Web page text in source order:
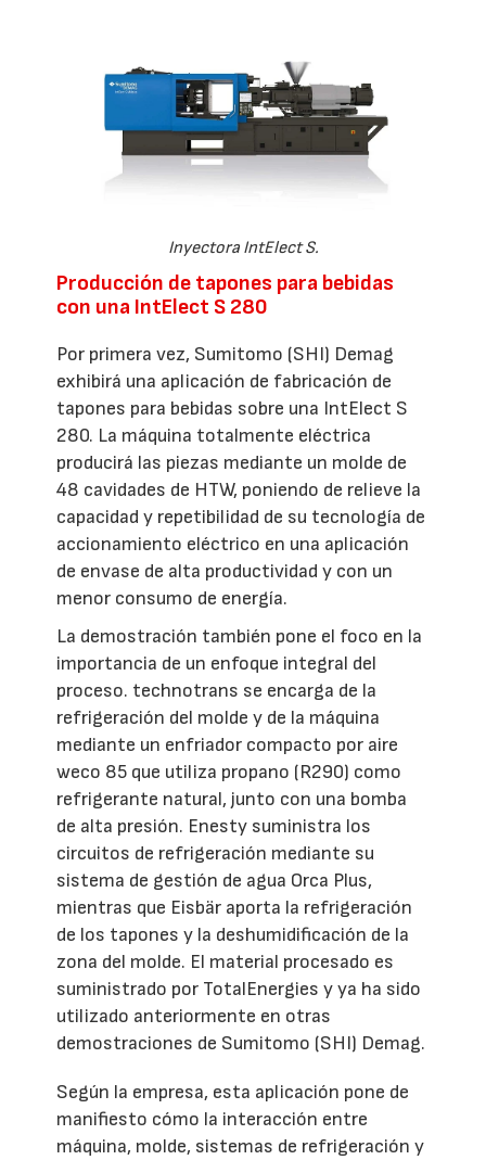
Inyectora IntElect S.
Producción de tapones para bebidas
con una IntElect S 280
Por primera vez, Sumitomo (SHI) Demag
exhibirá una aplicación de fabricación de
tapones para bebidas sobre una IntElect S
280. La máquina totalmente eléctrica
producirá las piezas mediante un molde de
48 cavidades de HTW, poniendo de relieve la
capacidad y repetibilidad de su tecnología de
accionamiento eléctrico en una aplicación
de envase de alta productividad y con un
menor consumo de energía.
La demostración también pone el foco en la
importancia de un enfoque integral del
proceso. technotrans se encarga de la
refrigeración del molde y de la máquina
mediante un enfriador compacto por aire
weco 85 que utiliza propano (R290) como
refrigerante natural, junto con una bomba
de alta presión. Enesty suministra los
circuitos de refrigeración mediante su
sistema de gestión de agua Orca Plus,
mientras que Eisbär aporta la refrigeración
de los tapones y la deshumidificación de la
zona del molde. El material procesado es
suministrado por TotalEnergies y ya ha sido
utilizado anteriormente en otras
demostraciones de Sumitomo (SHI) Demag.
Según la empresa, esta aplicación pone de
manifiesto cómo la interacción entre
máquina, molde, sistemas de refrigeración y